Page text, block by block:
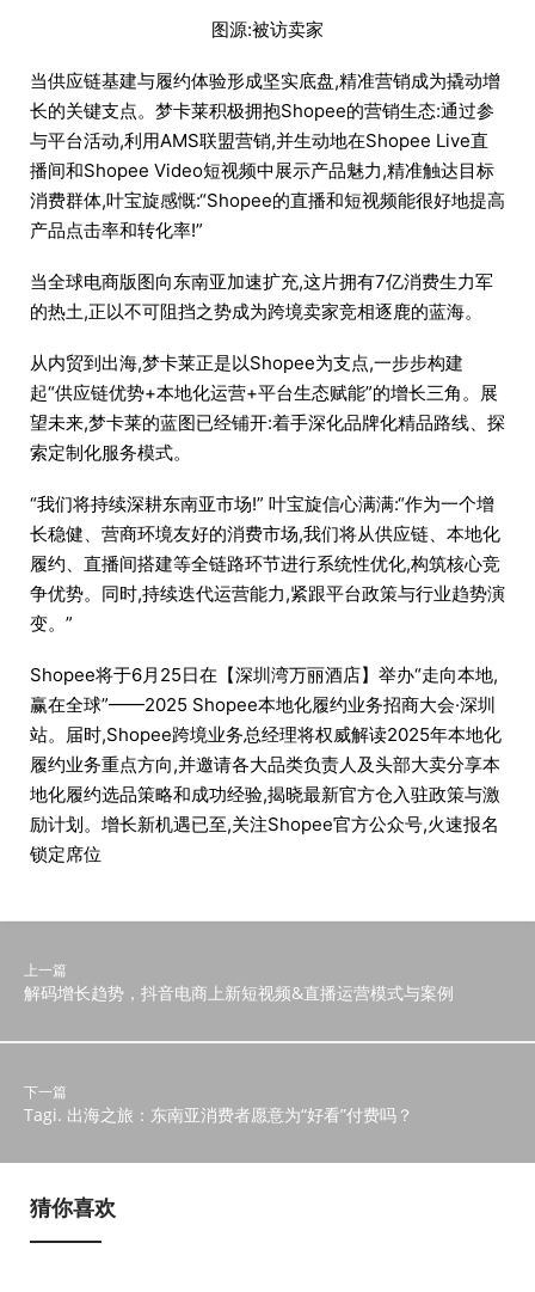
图源:被访卖家
当供应链基建与履约体验形成坚实底盘,精准营销成为撬动增
长的关键支点。梦卡莱积极拥抱Shopee的营销生态:通过参
与平台活动,利用AMS联盟营销,并生动地在Shopee Live直
播间和Shopee Video短视频中展示产品魅力,精准触达目标
消费群体,叶宝旋感慨:“Shopee的直播和短视频能很好地提高
产品点击率和转化率!”
当全球电商版图向东南亚加速扩充,这片拥有7亿消费生力军
的热土,正以不可阻挡之势成为跨境卖家竞相逐鹿的蓝海。
从内贸到出海,梦卡莱正是以Shopee为支点,一步步构建
起“供应链优势+本地化运营+平台生态赋能”的增长三角。展
望未来,梦卡莱的蓝图已经铺开:着手深化品牌化精品路线、探
索定制化服务模式。
“我们将持续深耕东南亚市场!” 叶宝旋信心满满:“作为一个增
长稳健、营商环境友好的消费市场,我们将从供应链、本地化
履约、直播间搭建等全链路环节进行系统性优化,构筑核心竞
争优势。同时,持续迭代运营能力,紧跟平台政策与行业趋势演
变。”
Shopee将于6月25日在【深圳湾万丽酒店】举办“走向本地,
赢在全球”——2025 Shopee本地化履约业务招商大会·深圳
站。届时,Shopee跨境业务总经理将权威解读2025年本地化
履约业务重点方向,并邀请各大品类负责人及头部大卖分享本
地化履约选品策略和成功经验,揭晓最新官方仓入驻政策与激
励计划。增长新机遇已至,关注Shopee官方公众号,火速报名
锁定席位
上一篇
解码增长趋势，抖音电商上新短视频&直播运营模式与案例
下一篇
Tagi. 出海之旅：东南亚消费者愿意为“好看”付费吗？
猜你喜欢